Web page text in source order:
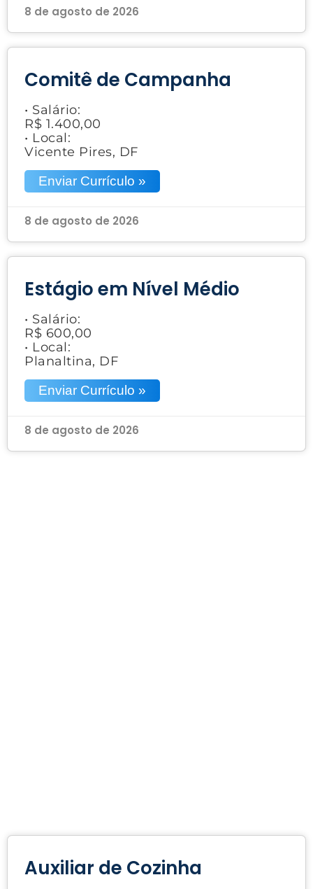
8 de agosto de 2026
Comitê de Campanha
• Salário:
R$ 1.400,00
• Local:
Vicente Pires, DF
Enviar Currículo »
8 de agosto de 2026
Estágio em Nível Médio
• Salário:
R$ 600,00
• Local:
Planaltina, DF
Enviar Currículo »
8 de agosto de 2026
Auxiliar de Cozinha